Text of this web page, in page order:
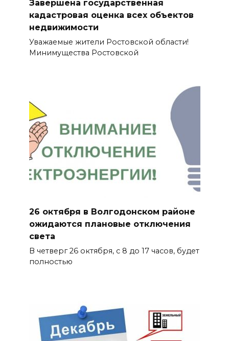
Завершена государственная
кадастровая оценка всех объектов
недвижимости
Уважаемые жители Ростовской области!
Минимущества Ростовской
26 октября в Волгодонском районе
ожидаются плановые отключения
света
В четверг 26 октября, с 8 до 17 часов, будет
полностью